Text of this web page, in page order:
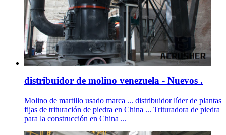
distribuidor de molino venezuela - Nuevos .
Molino de martillo usado marca ... distribuidor líder de plantas
fijas de trituración de piedra en China ... Trituradora de piedra
para la construcción en China ...